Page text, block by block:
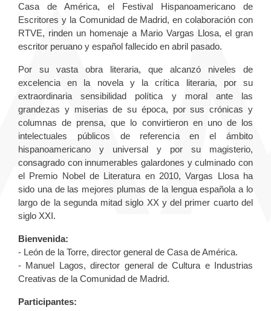
Casa de América, el Festival Hispanoamericano de
Escritores y la Comunidad de Madrid, en colaboración con
RTVE, rinden un homenaje a Mario Vargas Llosa, el gran
escritor peruano y español fallecido en abril pasado.
Por su vasta obra literaria, que alcanzó niveles de
excelencia en la novela y la crítica literaria, por su
extraordinaria sensibilidad política y moral ante las
grandezas y miserias de su época, por sus crónicas y
columnas de prensa, que lo convirtieron en uno de los
intelectuales públicos de referencia en el ámbito
hispanoamericano y universal y por su magisterio,
consagrado con innumerables galardones y culminado con
el Premio Nobel de Literatura en 2010, Vargas Llosa ha
sido una de las mejores plumas de la lengua española a lo
largo de la segunda mitad siglo XX y del primer cuarto del
siglo XXI.
Bienvenida:
- León de la Torre, director general de Casa de América.
- Manuel Lagos, director general de Cultura e Industrias
Creativas de la Comunidad de Madrid.
Participantes: